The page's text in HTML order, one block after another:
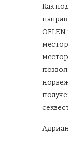
Как